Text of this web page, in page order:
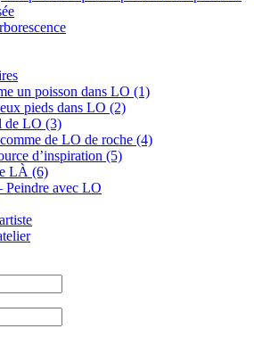
un poisson dans LO (1)
pieds dans LO (2)
de LO (3)
de LO de roche (4)
d’inspiration (5)
LÀ (6)
Peindre avec LO